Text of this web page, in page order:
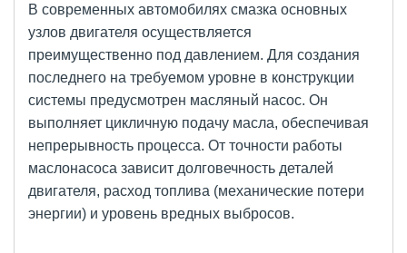
В современных автомобилях смазка основных
узлов двигателя осуществляется
преимущественно под давлением. Для создания
последнего на требуемом уровне в конструкции
системы предусмотрен масляный насос. Он
выполняет цикличную подачу масла, обеспечивая
непрерывность процесса. От точности работы
маслонасоса зависит долговечность деталей
двигателя, расход топлива (механические потери
энергии) и уровень вредных выбросов.